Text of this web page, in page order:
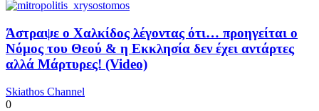
Άστραψε ο Χαλκίδος λέγοντας ότι… προηγείται ο
Νόμος του Θεού & η Εκκλησία δεν έχει αντάρτες
αλλά Μάρτυρες! (Video)
Skiathos Channel
0